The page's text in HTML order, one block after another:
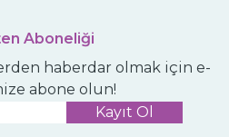
Aboneliği
haberdar olmak için e-
abone olun!
Kayıt Ol